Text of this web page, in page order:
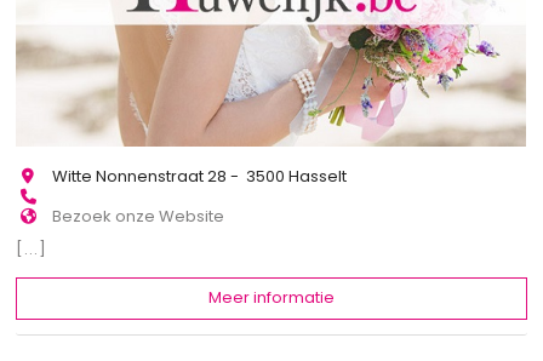
Witte Nonnenstraat 28 - 3500 Hasselt
Bezoek onze Website
[...]
Meer informatie